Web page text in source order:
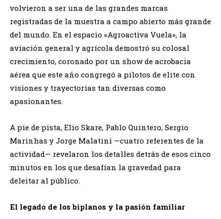
volvieron a ser una de las grandes marcas
registradas de la muestra a campo abierto más grande
del mundo. En el espacio «Agroactiva Vuela», la
aviación general y agrícola demostró su colosal
crecimiento, coronado por un show de acrobacia
aérea que este año congregó a pilotos de elite con
visiones y trayectorias tan diversas como
apasionantes.
​A pie de pista, Elio Skare, Pablo Quintero, Sergio
Marinhas y Jorge Malatini —cuatro referentes de la
actividad— revelaron los detalles detrás de esos cinco
minutos en los que desafían la gravedad para
deleitar al público.
​El legado de los biplanos y la pasión familiar